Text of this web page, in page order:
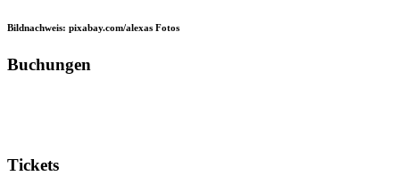
Bildnachweis: pixabay.com/alexas Fotos
Buchungen
Tickets